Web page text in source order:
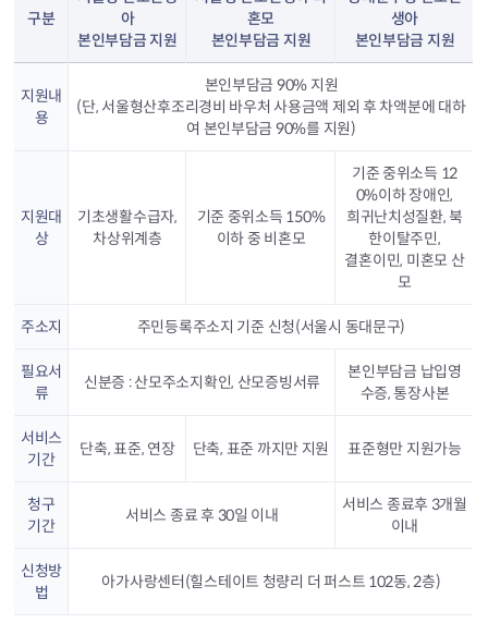
구분
아
본인부담금 지원
혼모
본인부담금 지원
생아
본인부담금 지원
지원내
용
본인부담금 90% 지원
(단, 서울형산후조리경비 바우처 사용금액 제외 후 차액분에 대하
여 본인부담금 90%를 지원)
지원대
상
기초생활수급자,
차상위계층
기준 중위소득 150%
이하 중 비혼모
기준 중위소득 12
0%이하 장애인,
희귀난치성질환, 북
한이탈주민,
결혼이민, 미혼모 산
모
주소지 주민등록주소지 기준 신청(서울시 동대문구)
필요서
류
신분증 : 산모주소지확인, 산모증빙서류
본인부담금 납입영
수증, 통장사본
서비스
기간
단축, 표준, 연장 단축, 표준 까지만 지원 표준형만 지원가능
청구
기간
서비스 종료 후 30일 이내
서비스 종료후 3개월
이내
신청방
법
아가사랑센터(힐스테이트 청량리 더 퍼스트 102동, 2층)